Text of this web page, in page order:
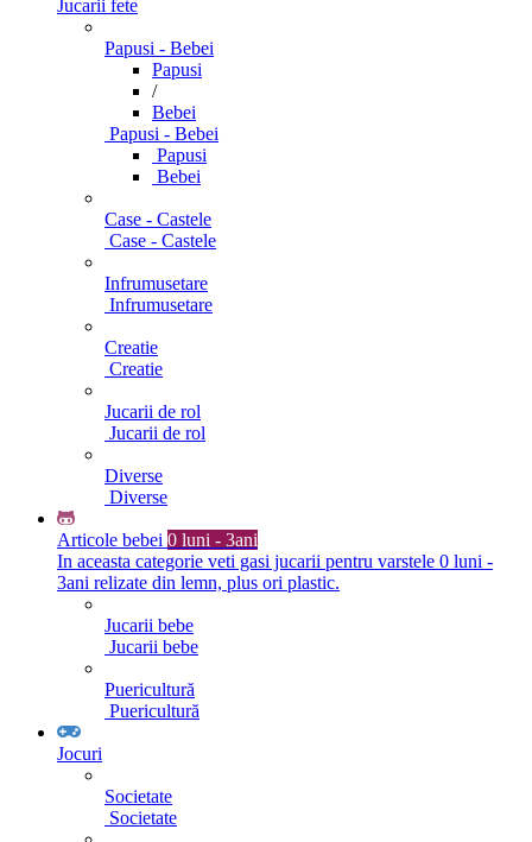
Jucarii fete
Papusi - Bebei
Papusi
/
Bebei
Papusi - Bebei
Papusi
Bebei
Case - Castele
Case - Castele
Infrumusetare
Infrumusetare
Creatie
Creatie
Jucarii de rol
Jucarii de rol
Diverse
Diverse
Articole bebei 0 luni - 3ani
In aceasta categorie veti gasi jucarii pentru varstele 0 luni -
3ani relizate din lemn, plus ori plastic.
Jucarii bebe
Jucarii bebe
Puericultură
Puericultură
Jocuri
Societate
Societate